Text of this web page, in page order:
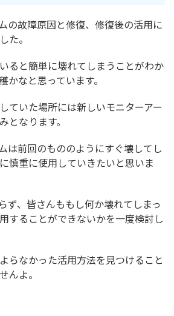
の故障原因と修復、修復後の活用に
た。
ると簡単に壊れてしまうことがわか
かなと思っています。
ていた場所には新しいモニターアー
となります。
は前回のもののようにすぐ壊してし
慎重に使用していきたいと思いま
ず、皆さんももし何か壊れてしまっ
することができないかを一度検討し
らなかった活用方法を見つけること
んよ。